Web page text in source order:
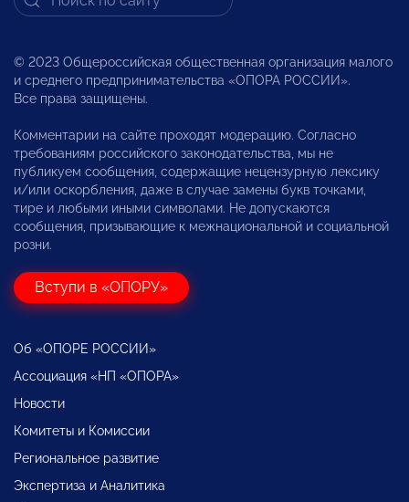
© 2023 Общероссийская общественная организация малого
и среднего предпринимательства «ОПОРА РОССИИ».
Все права защищены.
Комментарии на сайте проходят модерацию. Согласно
требованиям российского законодательства, мы не
публикуем сообщения, содержащие нецензурную лексику
и/или оскорбления, даже в случае замены букв точками,
тире и любыми иными символами. Не допускаются
сообщения, призывающие к межнациональной и социальной
розни.
Вступи в «ОПОРУ»
Об «ОПОРЕ РОССИИ»
Ассоциация «НП «ОПОРА»
Новости
Комитеты и Комиссии
Региональное развитие
Экспертиза и Аналитика